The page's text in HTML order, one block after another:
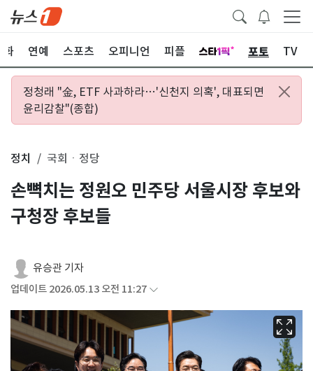
화 연예 스포츠 오피니언 피플 포토 TV
정청래 "金, ETF 사과하라…'신천지 의혹', 대표되면
윤리감찰"(종합)
정치 국회ㆍ정당
손뼉치는 정원오 민주당 서울시장 후보와
구청장 후보들
유승관 기자
업데이트 2026.05.13 오전 11:27